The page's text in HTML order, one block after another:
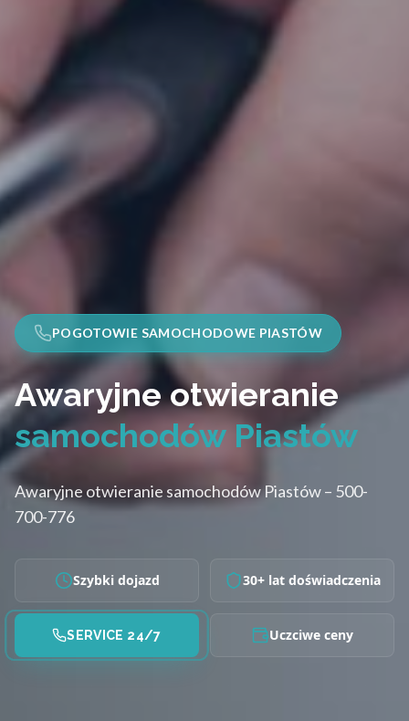
POGOTOWIE SAMOCHODOWE PIASTÓW
Awaryjne otwieranie
samochodów Piastów
Awaryjne otwieranie samochodów Piastów – 500-
700-776
Szybki dojazd 30+ lat doświadczenia
SERVICE 24/7 Uczciwe ceny